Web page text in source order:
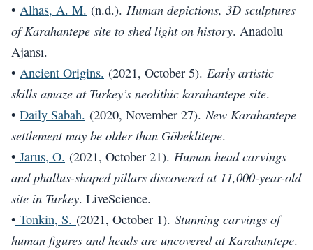
• Alhas, A. M. (n.d.). Human depictions, 3D sculptures
of Karahantepe site to shed light on history. Anadolu
Ajansı.
• Ancient Origins. (2021, October 5). Early artistic
skills amaze at Turkey’s neolithic karahantepe site.
• Daily Sabah. (2020, November 27).New Karahantepe
settlement may be older than Göbeklitepe.
• Jarus, O. (2021, October 21). Human head carvings
and phallus-shaped pillars discovered at 11,000-year-old
site in Turkey. LiveScience.
• Tonkin, S. (2021, October 1). Stunning carvings of
human figures and heads are uncovered at Karahantepe.